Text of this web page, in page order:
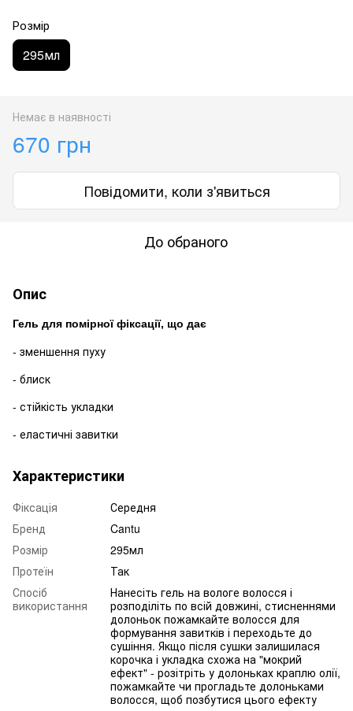
Розмір
295мл
Немає в наявності
670 грн
Повідомити, коли з'явиться
До обраного
Опис
Гель для помірної фіксації, що дає
- зменшення пуху
- блиск
- стійкість укладки
- еластичні завитки
Характеристики
Фіксація
Середня
Бренд
Cantu
Розмір
295мл
Протеїн
Так
Спосіб
використання
Нанесіть гель на вологе волосся і
розподіліть по всій довжині, стисненнями
долоньок пожамкайте волосся для
формування завитків і переходьте до
сушіння. Якщо після сушки залишилася
корочка і укладка схожа на "мокрий
ефект" - розітріть у долоньках краплю олії,
пожамкайте чи прогладьте долоньками
волосся, щоб позбутися цього ефекту